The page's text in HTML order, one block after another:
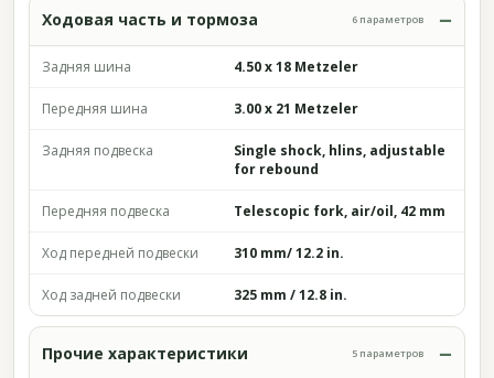
Ходовая часть и тормоза 6 параметров
Задняя шина 4.50 x 18 Metzeler
Передняя шина 3.00 x 21 Metzeler
Задняя подвеска
Single shock, hlins, adjustable
for rebound
Передняя подвеска Telescopic fork, air/oil, 42 mm
Ход передней подвески 310 mm/ 12.2 in.
Ход задней подвески 325 mm / 12.8 in.
Прочие характеристики 5 параметров